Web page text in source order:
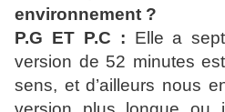
environnement ?
P.G ET P.C : Elle a
version de 52 minutes
sens, et d’ailleurs nous